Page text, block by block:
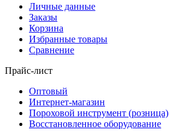
Личные данные
Заказы
Корзина
Избранные товары
Сравнение
Прайс-лист
Оптовый
Интернет-магазин
Пороховой инструмент (розница)
Восстановленное оборудование